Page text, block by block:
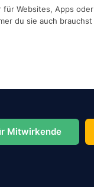
für Websites, Apps oder
du sie auch brauchst
Mitwirkende